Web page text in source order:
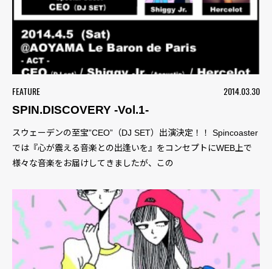
FEATURE
2014.03.30
SPIN.DISCOVERY -Vol.1-
スウェーデンの至宝”CEO”（DJ SET）出演決定！！ Spincoaster
では『心が震える音楽との出逢いを』をコンセプトにWEB上で
様々な音楽をお届けしてきましたが、この